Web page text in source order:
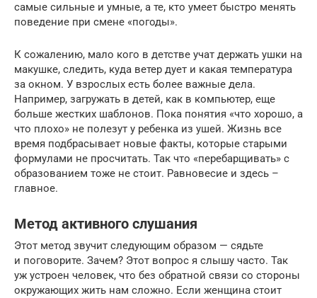
самые сильные и умные, а те, кто умеет быстро менять
поведение при смене «погоды».
К сожалению, мало кого в детстве учат держать ушки на
макушке, следить, куда ветер дует и какая температура
за окном. У взрослых есть более важные дела.
Например, загружать в детей, как в компьютер, еще
больше жестких шаблонов. Пока понятия «что хорошо, а
что плохо» не полезут у ребенка из ушей. Жизнь все
время подбрасывает новые факты, которые старыми
формулами не просчитать. Так что «перебарщивать» с
образованием тоже не стоит. Равновесие и здесь –
главное.
Метод активного слушания
Этот метод звучит следующим образом — сядьте
и поговорите. Зачем? Этот вопрос я слышу часто. Так
уж устроен человек, что без обратной связи со стороны
окружающих жить нам сложно. Если женщина стоит